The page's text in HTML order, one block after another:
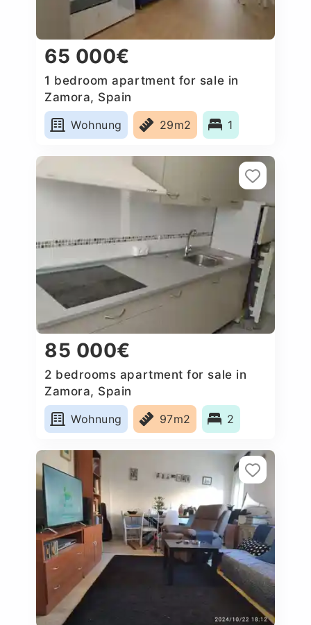
65 000€
1 bedroom apartment for sale in
Zamora, Spain
Wohnung
29m2 1
85 000€
2 bedrooms apartment for sale in
Zamora, Spain
Wohnung
97m2 2